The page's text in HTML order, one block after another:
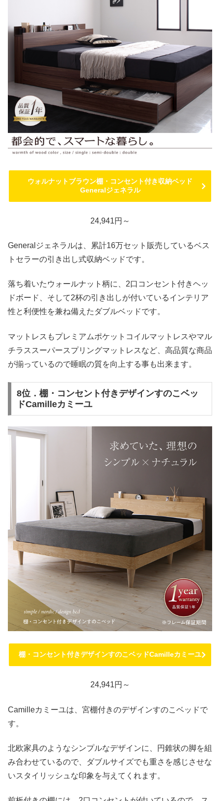
ウォルナットブラウン棚・コンセント付き収納ベッド
Generalジェネラル
24,941円～
Generalジェネラルは、累計16万セット販売しているベス
トセラーの引き出し式収納ベッドです。
落ち着いたウォールナット柄に、2口コンセント付きヘッ
ドボード、そして2杯の引き出しが付いているインテリア
性と利便性を兼ね備えたダブルベッドです。
マットレスもプレミアムポケットコイルマットレスやマル
チラススーパースプリングマットレスなど、高品質な商品
が揃っているので睡眠の質を向上する事も出来ます。
8位．棚・コンセント付きデザインすのこベッ
ドCamilleカミーユ
棚・コンセント付きデザインすのこベッドCamilleカミーユ
24,941円～
Camilleカミーユは、宮棚付きのデザインすのこベッドで
す。
北欧家具のようなシンプルなデザインに、円錐状の脚を組
み合わせているので、ダブルサイズでも重さを感じさせな
いスタイリッシュな印象を与えてくれます。